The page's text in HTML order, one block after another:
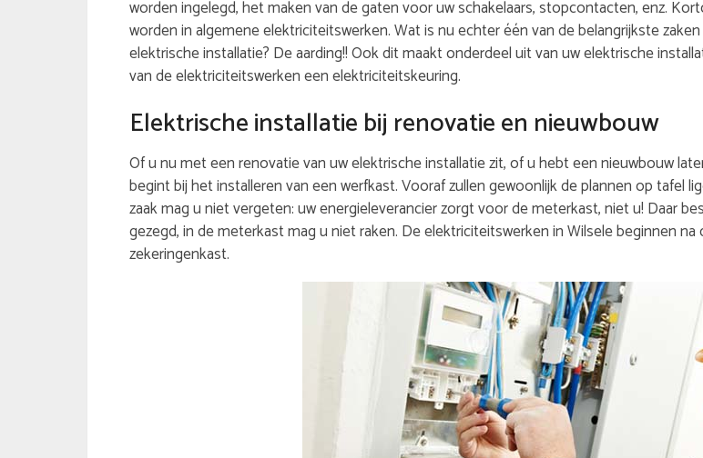
worden ingelegd, het maken van de gaten voor uw schakelaars, stopcontacten, enz.
worden in algemene elektriciteitswerken. Wat is nu echter één van de belangrijkste
elektrische installatie? De aarding!! Ook dit maakt onderdeel uit van uw elektrische
van de elektriciteitswerken een elektriciteitskeuring.
Elektrische installatie bij renovatie en nieuwbouw
Of u nu met een renovatie van uw elektrische installatie zit, of u hebt een nieuwbouw
begint bij het installeren van een werfkast. Vooraf zullen gewoonlijk de plannen op tafel
zaak mag u niet vergeten: uw energieleverancier zorgt voor de meterkast, niet u! Daar
gezegd, in de meterkast mag u niet raken. De elektriciteitswerken in Wilsele beginnen
zekeringenkast.